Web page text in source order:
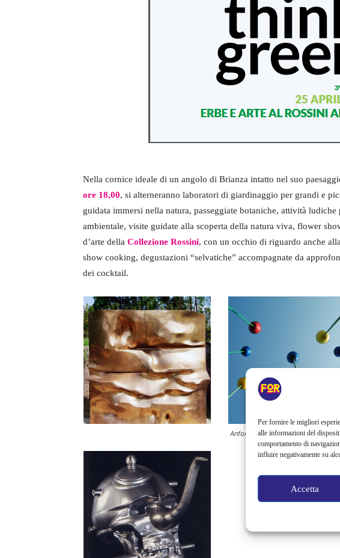
Per fornire le migliori
alle informazioni del
comportamento di
influire negativamente su
Accetta
Nella cornice ideale di un angolo di Brianza intatto nel suo
ore 18,00, si alterneranno laboratori di giardinaggio per grandi e
guidata immersi nella natura, passeggiate botaniche, attività
ambientale, visite guidate alla scoperta della natura viva, flower
d’arte della Collezione Rossini, con un occhio di riguardo anche
show cooking, degustazioni “selvatiche” accompagnate da
dei cocktail.
Anfore, Franz Sthaeler ©Rossini